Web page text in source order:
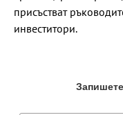
присъстват
инвеститори.